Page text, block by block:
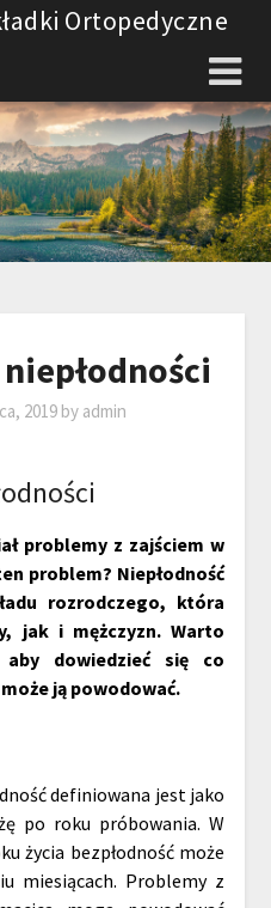
Ortopedyczne
2019 by admin
problemy z zajściem w
problem? Niepłodność
rozrodczego, która
jak i mężczyzn. Warto
dowiedzieć się co
ją powodować.
definiowana jest jako
po roku próbowania. W
życia bezpłodność może
miesiącach. Problemy z